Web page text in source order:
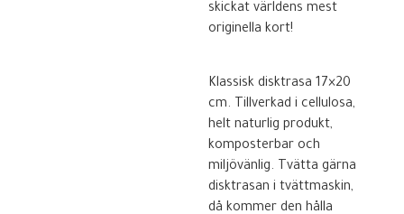
skickat världens mest
originella kort!
Klassisk disktrasa 17×20
cm. Tillverkad i cellulosa,
helt naturlig produkt,
komposterbar och
miljövänlig. Tvätta gärna
disktrasan i tvättmaskin,
då kommer den hålla